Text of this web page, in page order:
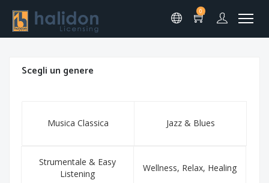
0
Scegli un genere
Musica Classica Jazz & Blues
Strumentale & Easy
Listening
Wellness, Relax, Healing